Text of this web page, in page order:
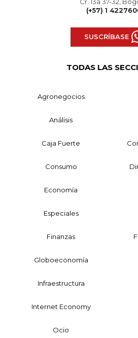
(+57) 1
SUSCRÍBASE
TODAS LAS
Agronegocios
Análisis
Caja Fuerte
Consumo
Economía
Especiales
Finanzas
Globoeconomía
Infraestructura
Internet Economy
Ocio